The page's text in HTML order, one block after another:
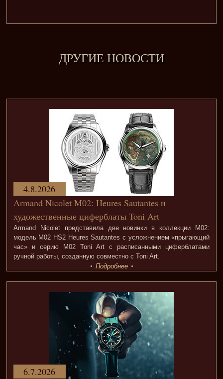
ДРУГИЕ НОВОСТИ
Armand Nicolet M02: Heures Sautantes и
художественные циферблаты Toni Art
Armand Nicolet представила две новинки в коллекции M02:
модель M02 HS2 Heures Sautantes с усложнением «прыгающий
час» и серию M02 Toni Art с расписанными циферблатами
ручной работы, созданную совместно с Toni Art.
4.8.2026
Подробнее
6.7.2026